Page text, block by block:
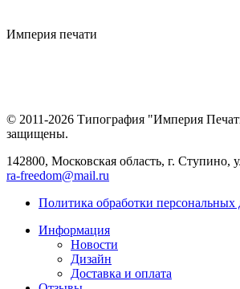
Империя печати
© 2011-2026 Типография "Империя
защищены.
142800, Московская область, г. Ступино,
ra-freedom@mail.ru
Политика обработки
Информация
Новости
Дизайн
Доставка и оплата